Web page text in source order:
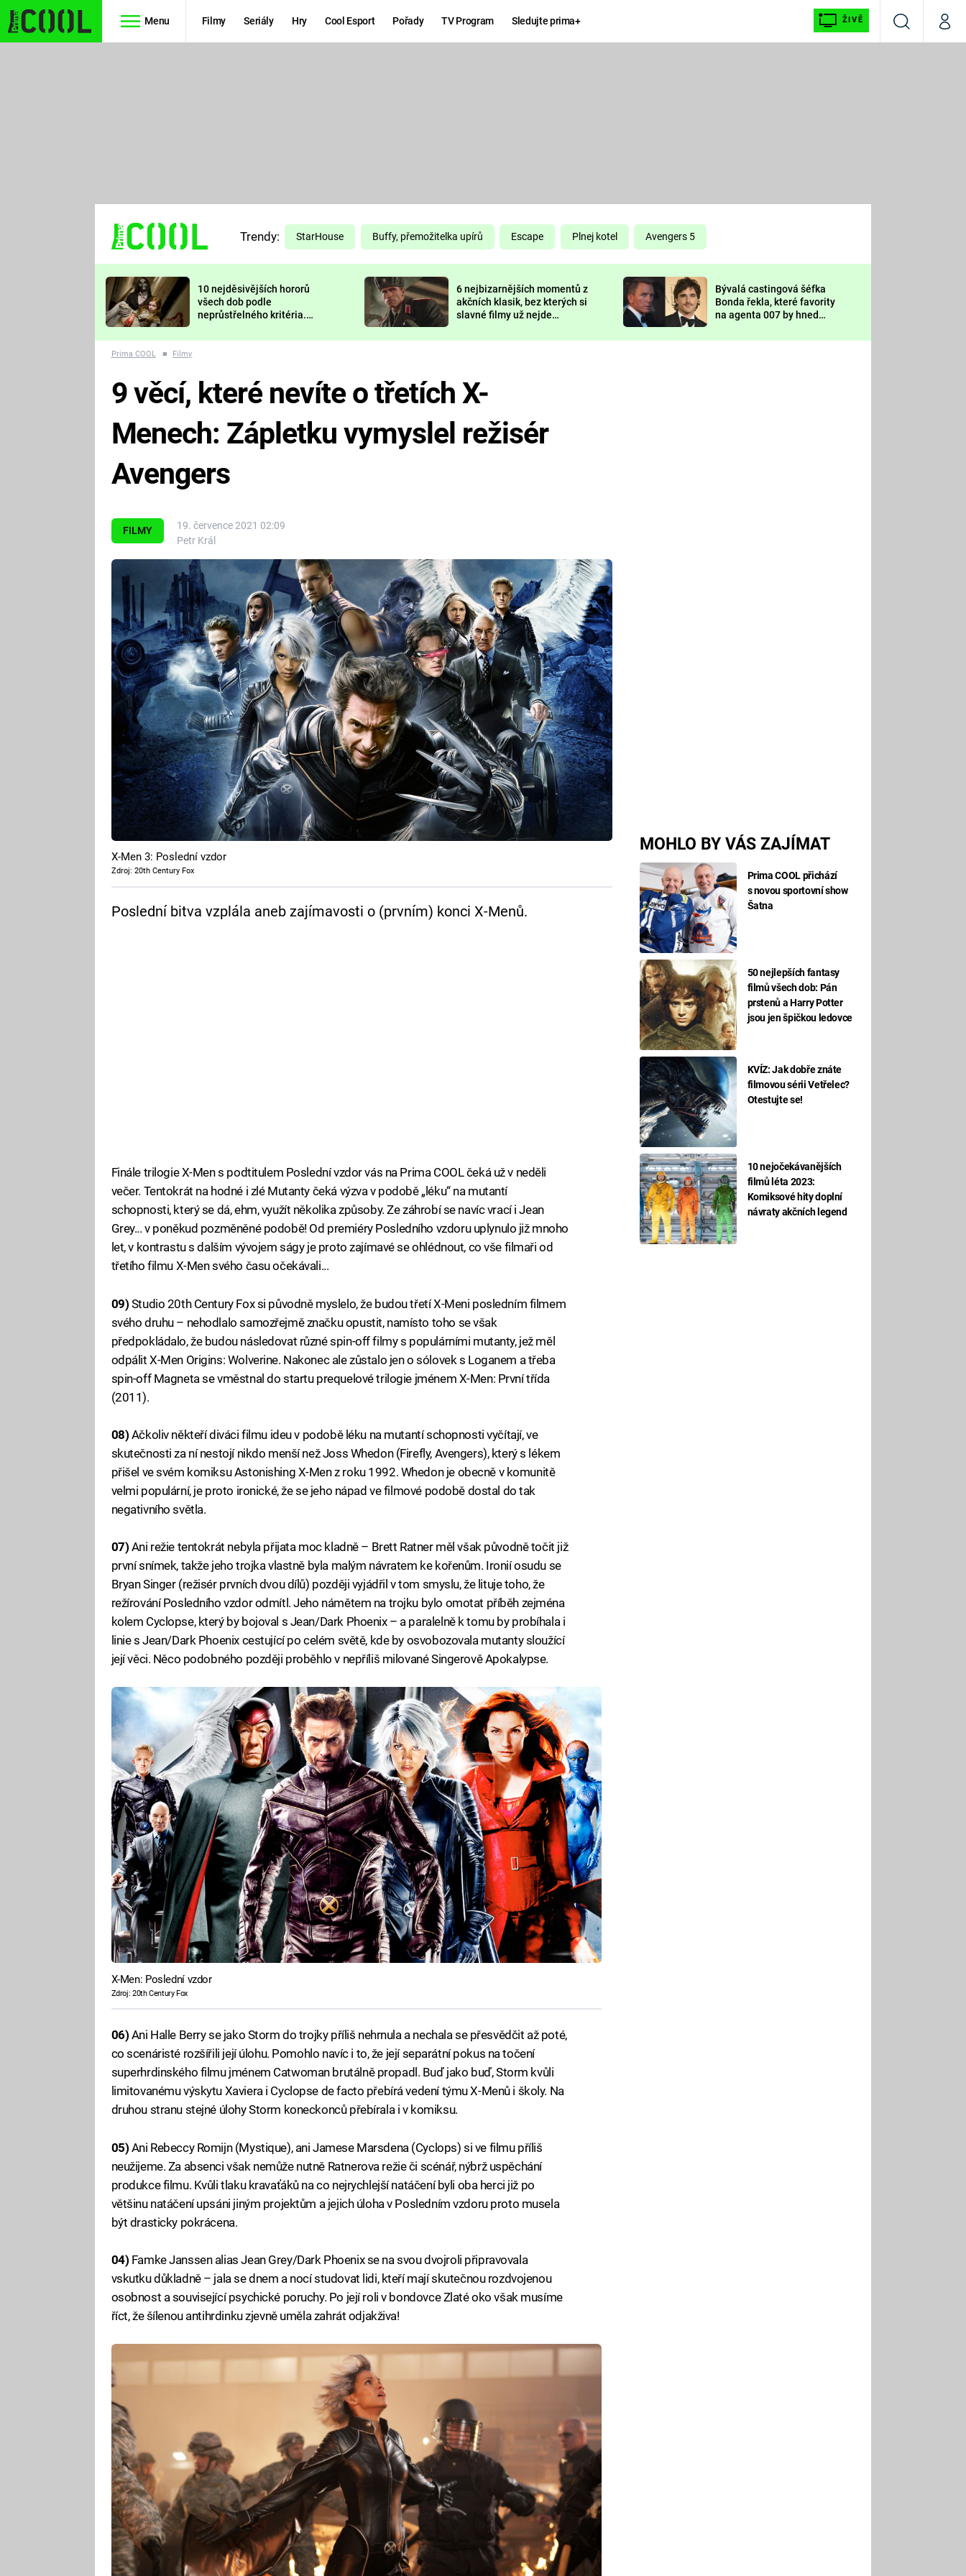
Menu Filmy Seriály Hry Cool Esport Pořady TV Program Sledujte prima+ ŽIVĚ
VyhledáváníMůj
TŘESKU
FUTURAMA
PREDÁTOR
DELIVERANCE
KOMEDIE
CHUCK
NORRIS
DEADPOOL
Prima LAJK
Sledujte nás
Trendy: StarHouse Buffy, přemožitelka upírů Escape Plnej kotel Avengers 5
10 nejděsivějších hororů
všech dob podle
neprůstřelného kritéria.
nejvíc zvednou tep?
6 nejbizarnějších momentů z
akčních klasik, bez kterých si
slavné filmy už nejde
Bývalá castingová šéfka
Bonda řekla, které favority
na agenta 007 by hned
Prima COOL ■ Filmy
FILMY
19. července 2021 02:09
Petr Král
MOHLO BY VÁS ZAJÍMAT
Prima COOL přichází
s novou sportovní show
Šatna
50 nejlepších fantasy
filmů všech dob: Pán
prstenů a Harry Potter
jsou jen špičkou ledovce
KVÍZ: Jak dobře znáte
filmovou sérii Vetřelec?
Otestujte se!
10 nejočekávanějších
filmů léta 2023:
Komiksové hity doplní
návraty akčních legend
9 věcí, které nevíte o třetích X-
Menech: Zápletku vymyslel režisér
Avengers
X-Men 3: Poslední vzdor
Zdroj: 20th Century Fox
Poslední bitva vzplála aneb zajímavosti o (prvním) konci X-Menů.
Finále trilogie X-Men s podtitulem Poslední vzdor vás na Prima COOL čeká už v neděli
večer. Tentokrát na hodné i zlé Mutanty čeká výzva v podobě „léku“ na mutantí
schopnosti, který se dá, ehm, využít několika způsoby. Ze záhrobí se navíc vrací i Jean
Grey... v poněkud pozměněné podobě! Od premiéry Posledního vzdoru uplynulo již mnoho
let, v kontrastu s dalším vývojem ságy je proto zajímavé se ohlédnout, co vše filmaři od
třetího filmu X-Men svého času očekávali...
09) Studio 20th Century Fox si původně myslelo, že budou třetí X-Meni posledním filmem
svého druhu – nehodlalo samozřejmě značku opustit, namísto toho se však
předpokládalo, že budou následovat různé spin-off filmy s populárními mutanty, jež měl
odpálit X-Men Origins: Wolverine. Nakonec ale zůstalo jen o sólovek s Loganem a třeba
spin-off Magneta se vměstnal do startu prequelové trilogie jménem X-Men: První třída
(2011).
08) Ačkoliv někteří diváci filmu ideu v podobě léku na mutantí schopnosti vyčítají, ve
skutečnosti za ní nestojí nikdo menší než Joss Whedon (Firefly, Avengers), který s lékem
přišel ve svém komiksu Astonishing X-Men z roku 1992. Whedon je obecně v komunitě
velmi populární, je proto ironické, že se jeho nápad ve filmové podobě dostal do tak
negativního světla.
07) Ani režie tentokrát nebyla přijata moc kladně – Brett Ratner měl však původně točit již
první snímek, takže jeho trojka vlastně byla malým návratem ke kořenům. Ironií osudu se
Bryan Singer (režisér prvních dvou dílů) později vyjádřil v tom smyslu, že lituje toho, že
režírování Posledního vzdor odmítl. Jeho námětem na trojku bylo omotat příběh zejména
kolem Cyclopse, který by bojoval s Jean/Dark Phoenix – a paralelně k tomu by probíhala i
linie s Jean/Dark Phoenix cestující po celém světě, kde by osvobozovala mutanty sloužící
její věci. Něco podobného později proběhlo v nepříliš milované Singerově Apokalypse.
X-Men: Poslední vzdor
Zdroj: 20th Century Fox
06) Ani Halle Berry se jako Storm do trojky příliš nehrnula a nechala se přesvědčit až poté,
co scenáristé rozšířili její úlohu. Pomohlo navíc i to, že její separátní pokus na točení
superhrdinského filmu jménem Catwoman brutálně propadl. Buď jako buď, Storm kvůli
limitovanému výskytu Xaviera i Cyclopse de facto přebírá vedení týmu X-Menů i školy. Na
druhou stranu stejné úlohy Storm koneckonců přebírala i v komiksu.
05) Ani Rebeccy Romijn (Mystique), ani Jamese Marsdena (Cyclops) si ve filmu příliš
neužijeme. Za absenci však nemůže nutně Ratnerova režie či scénář, nýbrž uspěchání
produkce filmu. Kvůli tlaku kravaťáků na co nejrychlejší natáčení byli oba herci již po
většinu natáčení upsáni jiným projektům a jejich úloha v Posledním vzdoru proto musela
být drasticky pokrácena.
04) Famke Janssen alias Jean Grey/Dark Phoenix se na svou dvojroli připravovala
vskutku důkladně – jala se dnem a nocí studovat lidi, kteří mají skutečnou rozdvojenou
osobnost a související psychické poruchy. Po její roli v bondovce Zlaté oko však musíme
říct, že šílenou antihrdinku zjevně uměla zahrát odjakživa!